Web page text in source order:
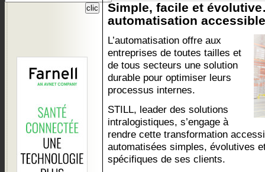
Simple, facile et
automatisation
L’automatisation offre aux
entreprises de toutes tailles et
de tous secteurs une solution
durable pour optimiser leurs
processus internes.
STILL, leader des solutions
intralogistiques, s’engage à
rendre cette transformation
automatisées simples, évolutives
spécifiques de ses clients.